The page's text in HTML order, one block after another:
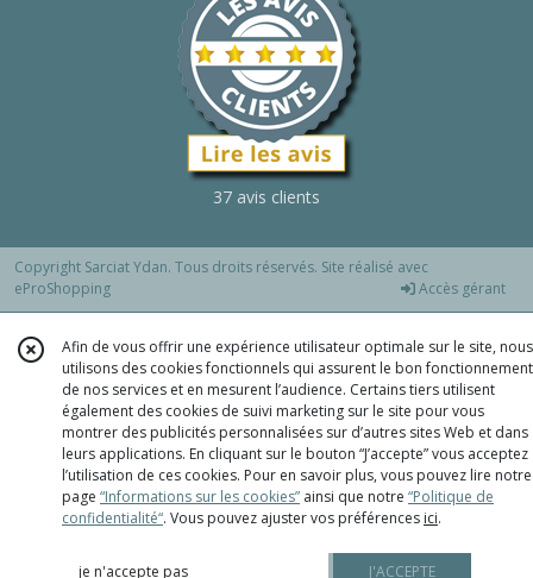
37 avis clients
Copyright Sarciat Ydan. Tous droits réservés. Site réalisé avec
eProShopping
Accès gérant
Afin de vous offrir une expérience utilisateur optimale sur le site, nous
utilisons des cookies fonctionnels qui assurent le bon fonctionnement
de nos services et en mesurent l’audience. Certains tiers utilisent
également des cookies de suivi marketing sur le site pour vous
montrer des publicités personnalisées sur d’autres sites Web et dans
leurs applications. En cliquant sur le bouton “J’accepte” vous acceptez
l’utilisation de ces cookies. Pour en savoir plus, vous pouvez lire notre
page “Informations sur les cookies” ainsi que notre “Politique de
confidentialité“. Vous pouvez ajuster vos préférences ici.
je n'accepte pas J'ACCEPTE